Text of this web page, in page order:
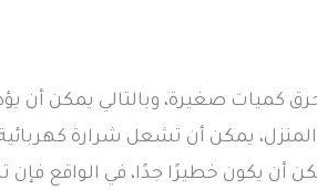
حرق كميات صغيرة، وبالتالي يمكن أن
يمكن أن تشعل شرارة
أن يكون خطيرًا جدًا، في الواقع